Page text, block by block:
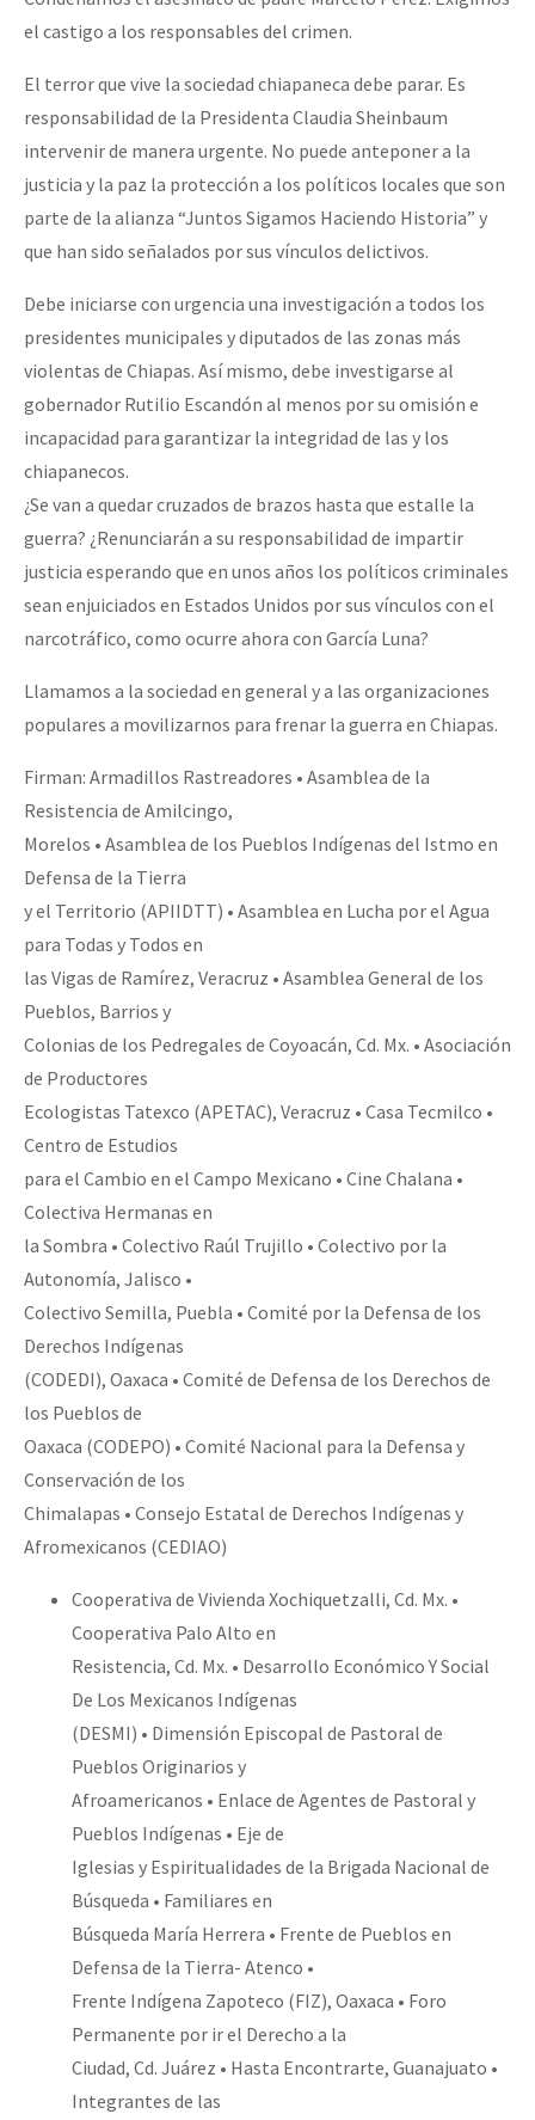
el castigo a los responsables del crimen.
El terror que vive la sociedad chiapaneca debe parar. Es
responsabilidad de la Presidenta Claudia Sheinbaum
intervenir de manera urgente. No puede anteponer a la
justicia y la paz la protección a los políticos locales que son
parte de la alianza “Juntos Sigamos Haciendo Historia” y
que han sido señalados por sus vínculos delictivos.
Debe iniciarse con urgencia una investigación a todos los
presidentes municipales y diputados de las zonas más
violentas de Chiapas. Así mismo, debe investigarse al
gobernador Rutilio Escandón al menos por su omisión e
incapacidad para garantizar la integridad de las y los
chiapanecos.
¿Se van a quedar cruzados de brazos hasta que estalle la
guerra? ¿Renunciarán a su responsabilidad de impartir
justicia esperando que en unos años los políticos criminales
sean enjuiciados en Estados Unidos por sus vínculos con el
narcotráfico, como ocurre ahora con García Luna?
Llamamos a la sociedad en general y a las organizaciones
populares a movilizarnos para frenar la guerra en Chiapas.
Firman: Armadillos Rastreadores • Asamblea de la
Resistencia de Amilcingo,
Morelos • Asamblea de los Pueblos Indígenas del Istmo en
Defensa de la Tierra
y el Territorio (APIIDTT) • Asamblea en Lucha por el Agua
para Todas y Todos en
las Vigas de Ramírez, Veracruz • Asamblea General de los
Pueblos, Barrios y
Colonias de los Pedregales de Coyoacán, Cd. Mx. • Asociación
de Productores
Ecologistas Tatexco (APETAC), Veracruz • Casa Tecmilco •
Centro de Estudios
para el Cambio en el Campo Mexicano • Cine Chalana •
Colectiva Hermanas en
la Sombra • Colectivo Raúl Trujillo • Colectivo por la
Autonomía, Jalisco •
Colectivo Semilla, Puebla • Comité por la Defensa de los
Derechos Indígenas
(CODEDI), Oaxaca • Comité de Defensa de los Derechos de
los Pueblos de
Oaxaca (CODEPO) • Comité Nacional para la Defensa y
Conservación de los
Chimalapas • Consejo Estatal de Derechos Indígenas y
Afromexicanos (CEDIAO)
Cooperativa de Vivienda Xochiquetzalli, Cd. Mx. •
Cooperativa Palo Alto en
Resistencia, Cd. Mx. • Desarrollo Económico Y Social
De Los Mexicanos Indígenas
(DESMI) • Dimensión Episcopal de Pastoral de
Pueblos Originarios y
Afroamericanos • Enlace de Agentes de Pastoral y
Pueblos Indígenas • Eje de
Iglesias y Espiritualidades de la Brigada Nacional de
Búsqueda • Familiares en
Búsqueda María Herrera • Frente de Pueblos en
Defensa de la Tierra- Atenco •
Frente Indígena Zapoteco (FIZ), Oaxaca • Foro
Permanente por ir el Derecho a la
Ciudad, Cd. Juárez • Hasta Encontrarte, Guanajuato •
Integrantes de las